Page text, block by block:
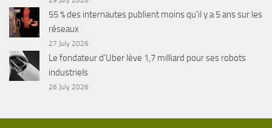
55 % des internautes publient moins qu’il y a 5 ans sur les
réseaux
27 July 2026
Le fondateur d’Uber lève 1,7 milliard pour ses robots
industriels
26 July 2026